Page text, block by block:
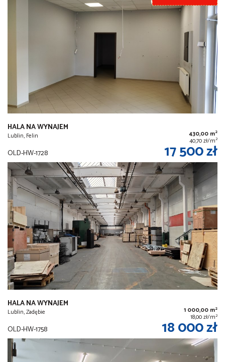
HALA NA WYNAJEM
Lublin, Felin 430,00 m2
40,70 zł/m2
OLD-HW-1728 17 500 zł
HALA NA WYNAJEM
Lublin, Zadębie 1 000,00 m2
18,00 zł/m2
OLD-HW-1758 18 000 zł